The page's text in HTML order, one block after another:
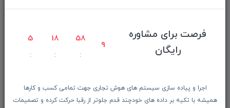
فرصت برای مشاوره
رایگان
5 18 58
9
اجرا و پیاده سازی سیستم های هوش تجاری جهت تمامی کسب و کارها
همیشه با تکیه بر داده های خودچند قدم جلوتر از رقبا حرکت کرده و تصمیمات
دسترسی سریع
صفحه ابتدایی سایت
راهنمای ثبت سفارش
ویتریــن فروشگـــاه